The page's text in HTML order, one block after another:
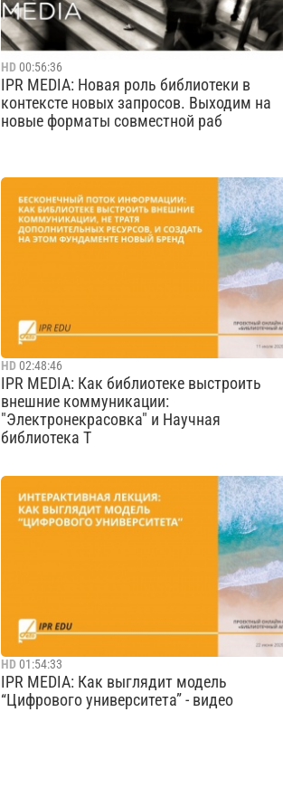
HD 00:56:36
IPR MEDIA: Новая роль библиотеки в
контексте новых запросов. Выходим на
новые форматы совместной раб
директора по проектной деятельности
Омского государственного технического
университетаПросим пройти регистрацию
на платформе Leader-id.ru https://leader-
HD 02:48:46
IPR MEDIA: Как библиотеке выстроить
внешние коммуникации:
"Электронекрасовка" и Научная
библиотека Т
Как библиотеке выстроить внешние
коммуникации, не тратя дополнительных
ресурсов, и создать на этом фундаменте
HD 01:54:33
IPR MEDIA: Как выглядит модель
“Цифрового университета” - видео